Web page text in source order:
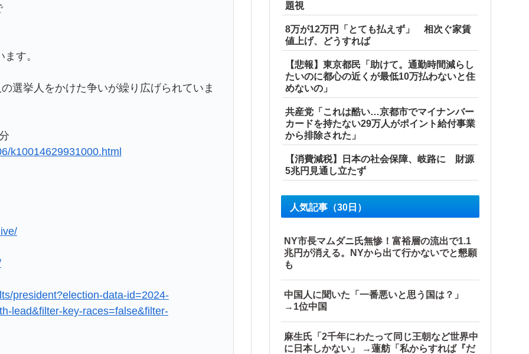
す。
選挙人をかけた争いが繰り広げられていま
k10014629931000.html
president?election-data-id=2024-
lead&filter-key-races=false&filter-
題視
8万が12万円「とても払えず」 相次ぐ家賃
値上げ、どうすれば
【悲報】東京都民「助けて。通勤時間減らし
たいのに都心の近くが最低10万払わないと住
めないの」
共産党「これは酷い…京都市でマイナンバー
カードを持たない29万人がポイント給付事業
から排除された」
【消費減税】日本の社会保障、岐路に 財源
5兆円見通し立たず
人気記事（30日）
NY市長マムダニ氏無惨！富裕層の流出で1.1
兆円が消える。NYから出て行かないでと懇願
も
中国人に聞いた「一番悪いと思う国は？」
→1位中国
麻生氏「2千年にわたって同じ王朝など世界中
に日本しかない」 →蓮舫「私からすれば『だ